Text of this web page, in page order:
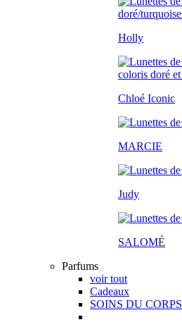
Holly
Chloé Iconic
MARCIE
Judy
SALOMÉ
Parfums
voir tout
Cadeaux
SOINS DU CORPS